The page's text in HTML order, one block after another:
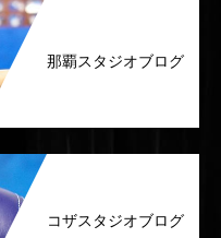
那覇スタジオブログ
コザスタジオブログ